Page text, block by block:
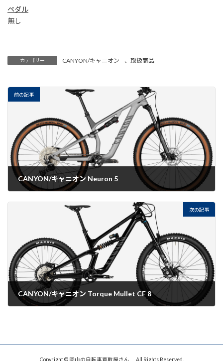
ペダル
無し
カテゴリー CANYON/キャニオン 、 取扱商品
前の記事
CANYON/キャニオン Neuron 5
2022-08-16
次の記事
CANYON/キャニオン Torque Mullet CF 8
2022-08-16
Copyright © 岡山の自転車買取屋さん All Rights Reserved.